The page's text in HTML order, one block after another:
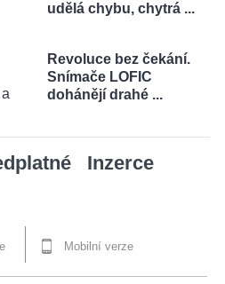
udělá chybu, chytrá ...
Revoluce bez čekání.
Snímače LOFIC
dohánějí drahé ...
Inzerce
Mobilní verze